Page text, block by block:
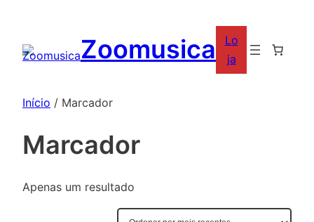
Zoomusica
Lo
ja
Início / Marcador
Marcador
Apenas um resultado